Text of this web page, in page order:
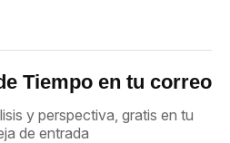
Tiempo en tu correo
y perspectiva, gratis en tu
de entrada